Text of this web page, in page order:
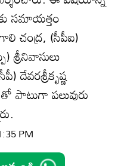
సమాయత్తం
చంద్ర, (సీపీఐ)
శ్రీనివాసులు
దేవరశ్రీకృష్ణ
పాటుగా పలువురు
PM